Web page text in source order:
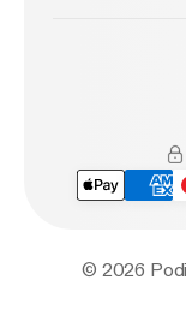
© 2026